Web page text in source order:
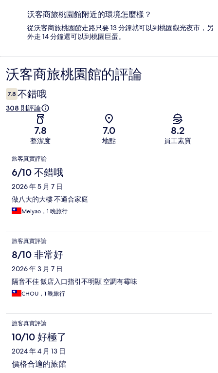
沃客商旅桃園館附近的環境怎麼樣？
從沃客商旅桃園館走路只要 13 分鐘就可以到桃園觀光夜市，另
外走 14 分鐘還可以到桃園巨蛋。
評
論
沃客商旅桃園館的評論
7.8 不錯哦
308 則評論
7.8
整潔度
7.0
地點
8.2
員工素質
評
論
旅客真實評論
6/10 不錯哦
2026 年 5 月 7 日
做八大的大樓 不適合家庭
Meiyao，1 晚旅行
旅客真實評論
8/10 非常好
2026 年 3 月 7 日
隔音不佳 飯店入口指引不明顯 空調有霉味
CHOU，1 晚旅行
旅客真實評論
10/10 好極了
2024 年 4 月 13 日
價格合適的旅館